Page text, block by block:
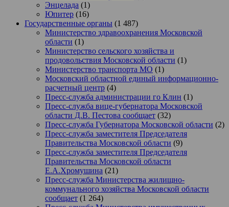
Энцелада (1)
Юпитер (16)
Государственные органы (1 487)
Министерство здравоохранения Московской
области (1)
Министерство сельского хозяйства и
продовольствия Московской области (1)
Министерство транспорта МО (1)
Московский областной единый информационно-
расчетный центр (4)
Пресс-служба администрации го Клин (1)
Пресс-служба вице-губернатора Московской
области Д.В. Пестова сообщает (32)
Пресс-служба Губернатора Московской области (2)
Пресс-служба заместителя Председателя
Правительства Московской области (9)
Пресс-служба заместителя Председателя
Правительства Московской области
Е.А.Хромушина (21)
Пресс-служба Министерства жилищно-
коммунального хозяйства Московской области
сообщает (1 264)